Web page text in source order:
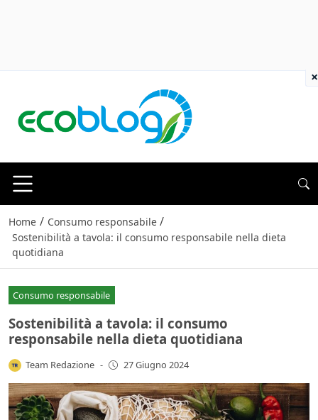
Home / Consumo responsabile /
Sostenibilità a tavola: il consumo responsabile nella dieta
quotidiana
Consumo responsabile
Sostenibilità a tavola: il consumo
responsabile nella dieta quotidiana
Team Redazione - 27 Giugno 2024
×